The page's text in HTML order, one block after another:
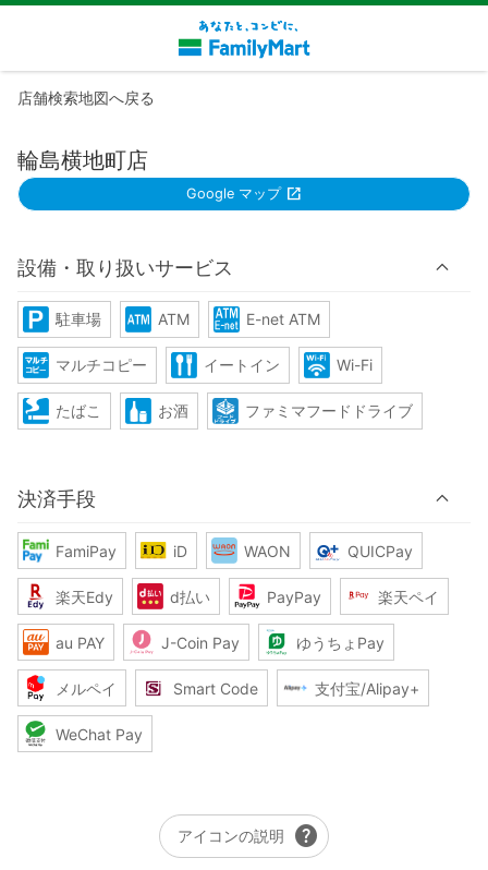
店舗検索地図へ戻る
輪島横地町店
Google マップ
設備・取り扱いサービス
駐車場 ATM E-net ATM
マルチコピー イートイン Wi-Fi
たばこ お酒 ファミマフードドライブ
決済手段
FamiPay iD WAON QUICPay
楽天Edy d払い PayPay 楽天ペイ
au PAY J-Coin Pay ゆうちょPay
メルペイ Smart Code 支付宝/Alipay+
WeChat Pay
アイコンの説明 help